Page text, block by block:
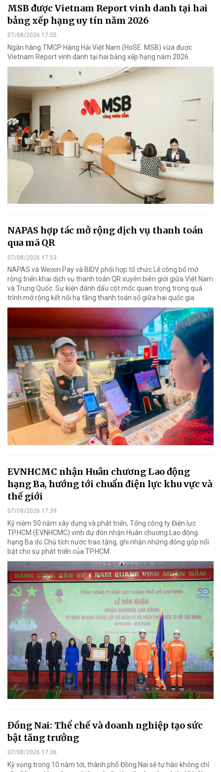
MSB được Vietnam Report vinh danh tại hai
bảng xếp hạng uy tín năm 2026
07/08/2026 17:55
Ngân hàng TMCP Hàng Hải Việt Nam (HoSE: MSB) vừa được
Vietnam Report vinh danh tại hai bảng xếp hạng năm 2026.
NAPAS hợp tác mở rộng dịch vụ thanh toán
qua mã QR
07/08/2026 17:53
NAPAS và Weixin Pay và BIDV phối hợp tổ chức Lễ công bố mở
rộng triển khai dịch vụ thanh toán QR xuyên biên giới giữa Việt Nam
và Trung Quốc. Sự kiện đánh dấu cột mốc quan trọng trong quá
trình mở rộng kết nối hạ tầng thanh toán số giữa hai quốc gia.
EVNHCMC nhận Huân chương Lao động
hạng Ba, hướng tới chuẩn điện lực khu vực và
thế giới
07/08/2026 17:39
Kỷ niệm 50 năm xây dựng và phát triển, Tổng công ty Điện lực
TP.HCM (EVNHCMC) vinh dự đón nhận Huân chương Lao động
hạng Ba do Chủ tịch nước trao tặng, ghi nhận những đóng góp nổi
bật cho sự phát triển của TP.HCM.
Đồng Nai: Thể chế và doanh nghiệp tạo sức
bật tăng trưởng
07/08/2026 17:36
Kỳ vọng trong 10 năm tới, thành phố Đồng Nai sẽ tự hào không chỉ